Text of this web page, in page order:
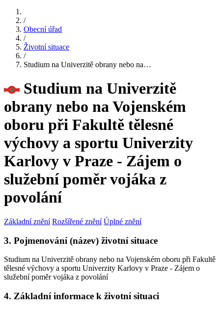
/
Obecní úřad
/
Životní situace
/
Studium na Univerzitě obrany nebo na…
Studium na Univerzitě
obrany nebo na Vojenském
oboru při Fakultě tělesné
výchovy a sportu Univerzity
Karlovy v Praze - Zájem o
služební poměr vojáka z
povolání
Základní znění Rozšířené znění Úplné znění
3. Pojmenování (název) životní situace
Studium na Univerzitě obrany nebo na Vojenském oboru při Fakultě
tělesné výchovy a sportu Univerzity Karlovy v Praze - Zájem o
služební poměr vojáka z povolání
4. Základní informace k životní situaci